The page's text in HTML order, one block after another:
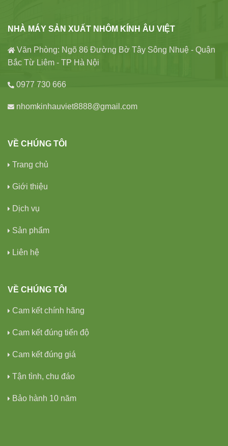
NHÀ MÁY SẢN XUẤT NHÔM KÍNH ÂU VIỆT
Văn Phòng: Ngõ 86 Đường Bờ Tây Sông Nhuệ - Quận
Bắc Từ Liêm - TP Hà Nội
0977 730 666
nhomkinhauviet8888@gmail.com
VỀ CHÚNG TÔI
Trang chủ
Giới thiệu
Dịch vụ
Sản phẩm
Liên hệ
VỀ CHÚNG TÔI
Cam kết chính hãng
Cam kết đúng tiến độ
Cam kết đúng giá
Tận tình, chu đáo
Bảo hành 10 năm